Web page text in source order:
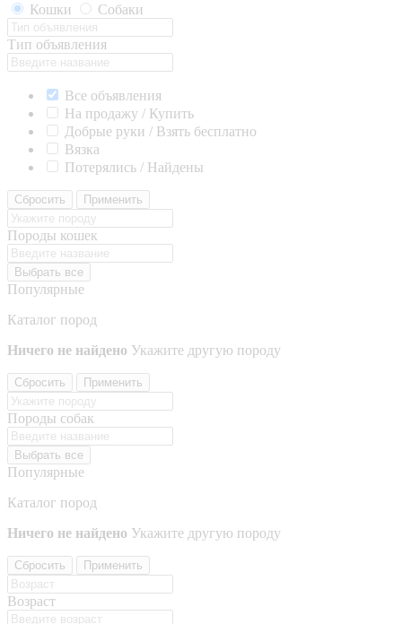
Кошки
Собаки
Тип объявления
Все объявления
На продажу / Купить
Добрые руки / Взять бесплатно
Вязка
Потерялись / Найдены
Сбросить Применить
Породы кошек
Выбрать все
Популярные
Каталог пород
Ничего не найдено Укажите другую породу
Сбросить Применить
Породы собак
Выбрать все
Популярные
Каталог пород
Ничего не найдено Укажите другую породу
Сбросить Применить
Возраст